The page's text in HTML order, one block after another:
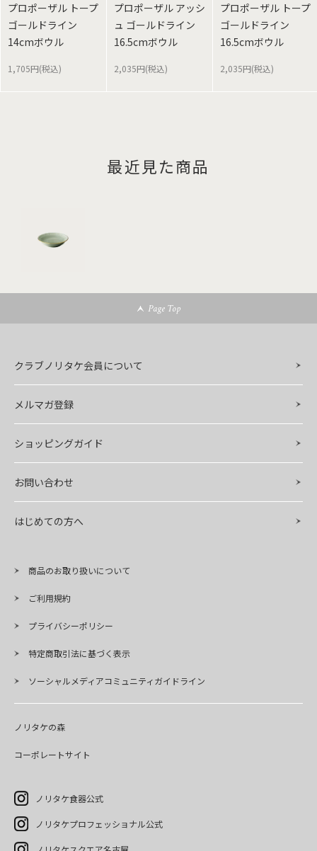
プロポーザル トープ
ゴールドライン
14cmボウル
1,705円(税込)
プロポーザル アッシ
ュ ゴールドライン
16.5cmボウル
2,035円(税込)
プロポーザル トープ
ゴールドライン
16.5cmボウル
2,035円(税込)
最近見た商品
Page Top
クラブノリタケ会員について
メルマガ登録
ショッピングガイド
お問い合わせ
はじめての方へ
商品のお取り扱いについて
ご利用規約
プライバシーポリシー
特定商取引法に基づく表示
ソーシャルメディアコミュニティガイドライン
ノリタケの森
コーポレートサイト
ノリタケ食器公式
ノリタケプロフェッショナル公式